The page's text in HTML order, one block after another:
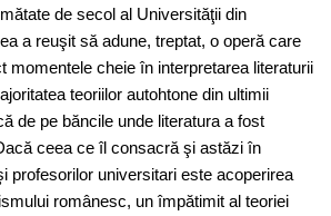
de secol al Universităţii din
a reuşit să adune, treptat, o operă care
momentele cheie în interpretarea literaturii
teoriilor autohtone din ultimii
de pe băncile unde literatura a fost
ceea ce îl consacră şi astăzi în
profesorilor universitari este acoperirea
românesc, un împătimit al teoriei